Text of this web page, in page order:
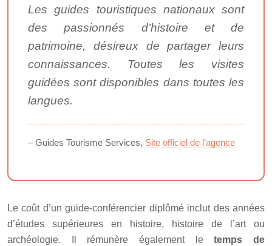
Les guides touristiques nationaux sont
des passionnés d’histoire et de
patrimoine, désireux de partager leurs
connaissances. Toutes les visites
guidées sont disponibles dans toutes les
langues.
– Guides Tourisme Services, Site officiel de l’agence
Le coût d’un guide-conférencier diplômé inclut des années
d’études supérieures en histoire, histoire de l’art ou
archéologie. Il rémunère également letemps de